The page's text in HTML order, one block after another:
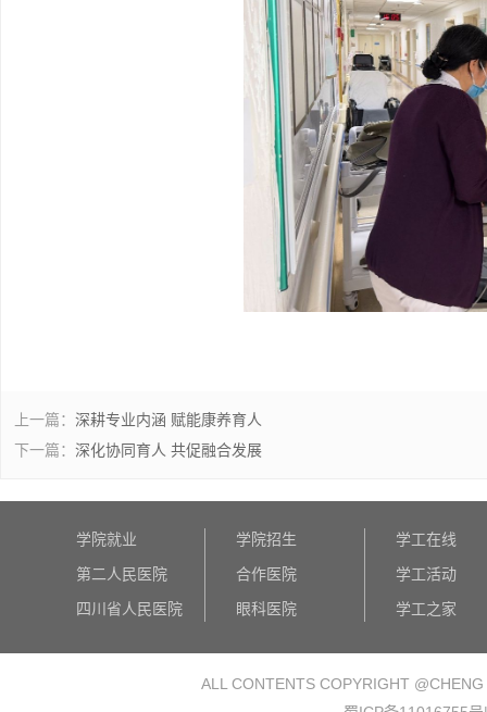
上一篇： 深耕专业内涵 赋能康养育人
下一篇： 深化协同育人 共促融合发展
学院就业
第二人民医院
四川省人民医院
学院招生
合作医院
眼科医院
学工在线
学工活动
学工之家
ALL CONTENTS COPYRIGHT @